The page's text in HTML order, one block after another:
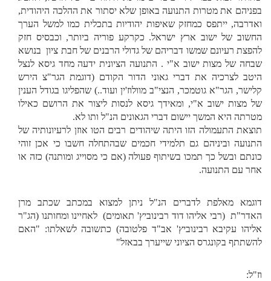
בפניהם את מטרות התנועה באופן שלא יסתור את ההלכה היהודית,
ואדרבה, ייתפס כמחזק שאיפות יהודיות בתכלית כמו למשל הערך
החשוב של ישוב ארץ ישראל. כקרקע פוריה ביותר, וכבסיס חזק
להפצת רעיונם שמשו דבריהם של גדולי הרבנים של חבת ציון בנושא
שבחה של מצות ישוב א"י . התנועה הציונית ידעה מחד גיסא לנצל
היטב לצרכיה את דברי גאוני הדור הקודם (דוגמת הגר"צ הירש
קלישר, הגר"א גוטמכר, הנצי"ב מוולוז'ין ועוד..) שהפליגו בגודל הענין
של מצות ישוב א"י, ומאידך גיסא לנסות ליצור את הרושם כאילו
מטרתה היא המשך יישום דברי הגאונים הנ"ל ותו לא.
תוצאת התעמולה הזו היתה שיהודים רבים הטו אוזן לרעיונותיה של
התנועה וביניהם גם תלמידי חכמים שבהתחלה חשבו כי אכן זוהי
כונתם ובשל כך תמכו בשיתוף פעולה (אם כי מסוייג ומותנה) כזה או
אחר עם התנועה.
דוגמא מאלפת לדברים הנ"ל ניתן למצוא במכתב שכתב מרן
האדר"ת (רבי אליהו דוד רבינוביץ' תאומים) לאחיינו ומחותנו (הג"ר
אליהו עקיבא רבינוביץ' אב"ד פלטובה) כתשובה לשאלתו: "האם
להשתתף בקונגרס הציוני שייערך בבאזל"
וז"ל: